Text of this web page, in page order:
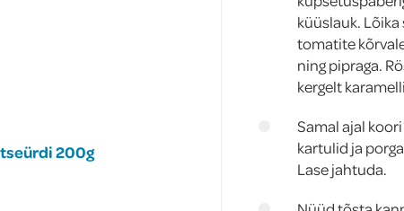
200g
küüslauk.
tomatite
ning pipraga.
kergelt
Samal ajal
kartulid ja
Lase jahtuda.